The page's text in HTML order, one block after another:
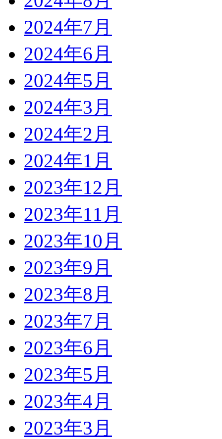
2024年7月
2024年6月
2024年5月
2024年3月
2024年2月
2024年1月
2023年12月
2023年11月
2023年10月
2023年9月
2023年8月
2023年7月
2023年6月
2023年5月
2023年4月
2023年3月